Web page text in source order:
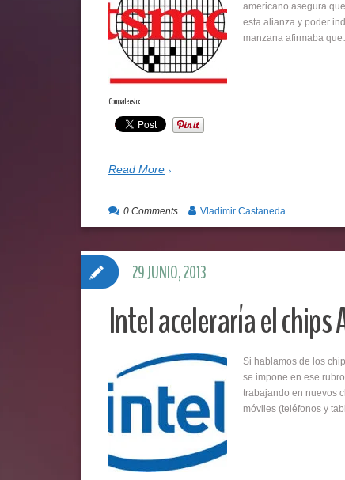
americano asegura
esta alianza y poder
manzana afirmaba
Comparte esto:
Read More
0 Comments Vladimir Castaneda
Intel aceleraría el
Si hablamos de los
se impone en ese
trabajando en nuevos
móviles (teléfonos y
29 JUNIO, 2013